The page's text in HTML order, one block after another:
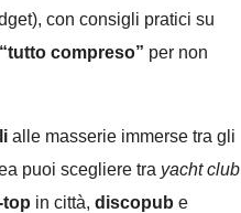
con consigli pratici su
compreso” per non
alle masserie immerse tra gli
puoi scegliere tra yacht club
top in città, discopub e